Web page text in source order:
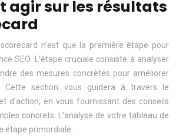
agir sur les résultats
n’est que la première étape pour
SEO. L’étape cruciale consiste à analyser
des mesures concrètes pour améliorer
Cette section vous guidera à travers le
d’action, en vous fournissant des conseils
concrets. L’analyse de votre tableau de
étape primordiale.